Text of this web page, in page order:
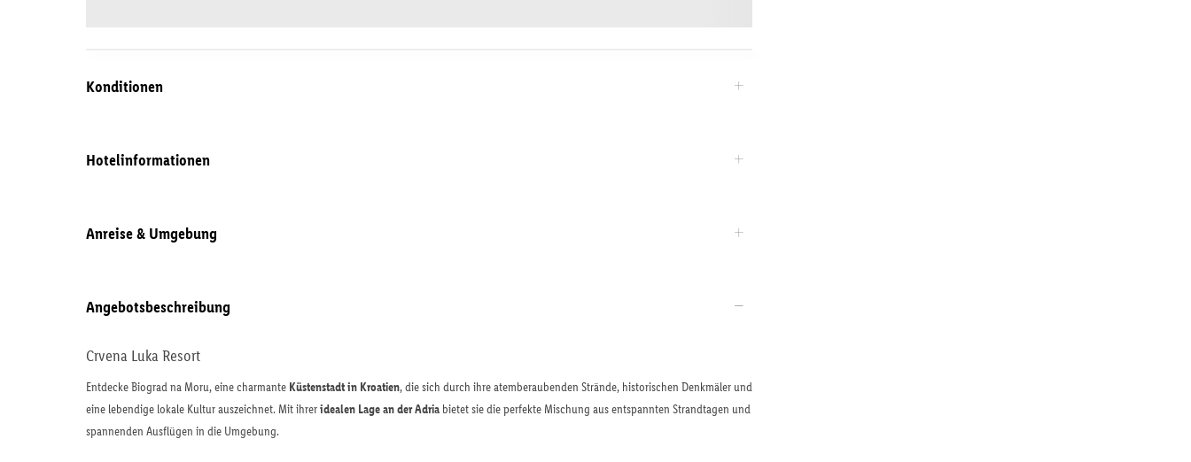
Konditionen
Hotelinformationen
Anreise & Umgebung
Angebotsbeschreibung
Crvena Luka Resort
Entdecke Biograd na Moru, eine charmante Küstenstadt in Kroatien, die sich durch ihre atemberaubenden Strände, historischen Denkmäler und
eine lebendige lokale Kultur auszeichnet. Mit ihreridealen Lage an der Adria bietet sie die perfekte Mischung aus entspannten Strandtagen und
spannenden Ausflügen in die Umgebung.